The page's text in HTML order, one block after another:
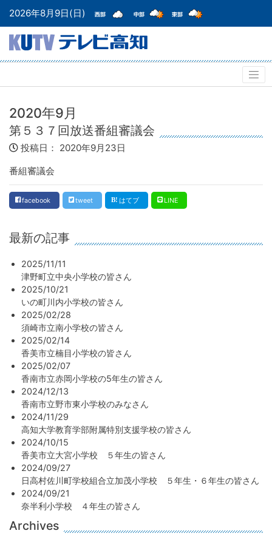
2026年8月9日(日)
2020年9月
第５３７回放送番組審議会
投稿日： 2020年9月23日
番組審議会
facebook tweet はてブ LINE
最新の記事
2025/11/11
津野町立中央小学校の皆さん
2025/10/21
いの町川内小学校の皆さん
2025/02/28
須崎市立南小学校の皆さん
2025/02/14
香美市立楠目小学校の皆さん
2025/02/07
香南市立赤岡小学校の5年生の皆さん
2024/12/13
香南市立野市東小学校のみなさん
2024/11/29
高知大学教育学部附属特別支援学校の皆さん
2024/10/15
香美市立大宮小学校 ５年生の皆さん
2024/09/27
日高村佐川町学校組合立加茂小学校 ５年生・６年生の皆さん
2024/09/21
奈半利小学校 ４年生の皆さん
Archives